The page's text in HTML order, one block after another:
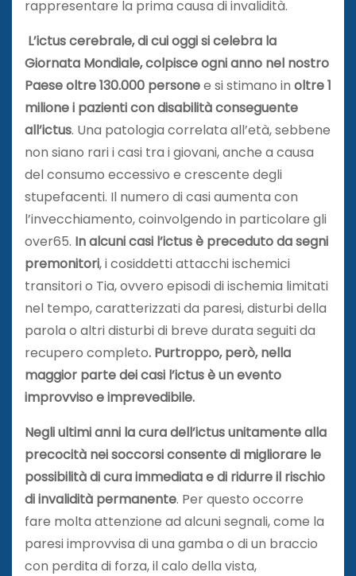
rappresentare la prima causa di invalidità.
L’ictus cerebrale, di cui oggi si celebra la
Giornata Mondiale, colpisce ogni anno nel nostro
Paese oltre 130.000 personee si stimano in oltre 1
milione i pazienti con disabilità conseguente
all’ictus. Una patologia correlata all’età, sebbene
non siano rari i casi tra i giovani, anche a causa
del consumo eccessivo e crescente degli
stupefacenti. Il numero di casi aumenta con
l’invecchiamento, coinvolgendo in particolare gli
over65. In alcuni casi l’ictus è preceduto da segni
premonitori, i cosiddetti attacchi ischemici
transitori o Tia, ovvero episodi di ischemia limitati
nel tempo, caratterizzati da paresi, disturbi della
parola o altri disturbi di breve durata seguiti da
recupero completo. Purtroppo, però, nella
maggior parte dei casi l’ictus è un evento
improvviso e imprevedibile.
Negli ultimi anni la cura dell’ictus unitamente alla
precocità nei soccorsi consente di migliorare le
possibilità di cura immediata e di ridurre il rischio
di invalidità permanente. Per questo occorre
fare molta attenzione ad alcuni segnali, come la
paresi improvvisa di una gamba o di un braccio
con perdita di forza, il calo della vista,